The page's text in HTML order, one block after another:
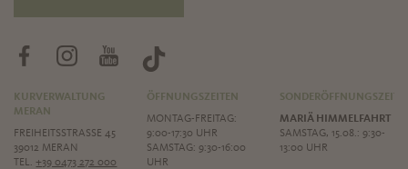
KURVERWALTUNG
MERAN
FREIHEITSSTRASSE 45
39012 MERAN
TEL.+39 0473 272 000
ÖFFNUNGSZEITEN
MONTAG-FREITAG:
9:00-17:30 UHR
SAMSTAG: 9:30-16:00
UHR
MARIÄ HIMMELFAHRT
SAMSTAG, 15.08.: 9:30-
13:00 UHR